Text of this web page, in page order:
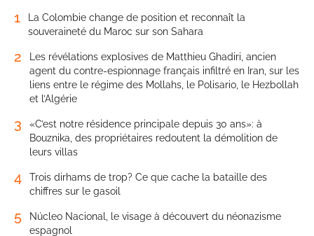
1
La Colombie change de position et reconnaît la
souveraineté du Maroc sur son Sahara
2
Les révélations explosives de Matthieu Ghadiri, ancien
agent du contre-espionnage français infiltré en Iran, sur les
liens entre le régime des Mollahs, le Polisario, le Hezbollah
et l’Algérie
3
«C’est notre résidence principale depuis 30 ans»: à
Bouznika, des propriétaires redoutent la démolition de
leurs villas
4
Trois dirhams de trop? Ce que cache la bataille des
chiffres sur le gasoil
5
Núcleo Nacional, le visage à découvert du néonazisme
espagnol